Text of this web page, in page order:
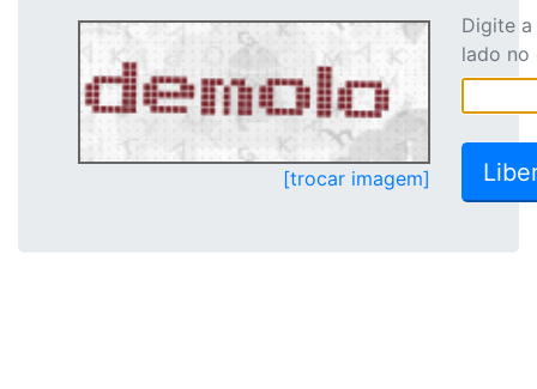
[trocar imagem]
Digite
lado no